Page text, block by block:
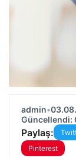
admin•
Güncellendi:
Paylaş:
Pinterest